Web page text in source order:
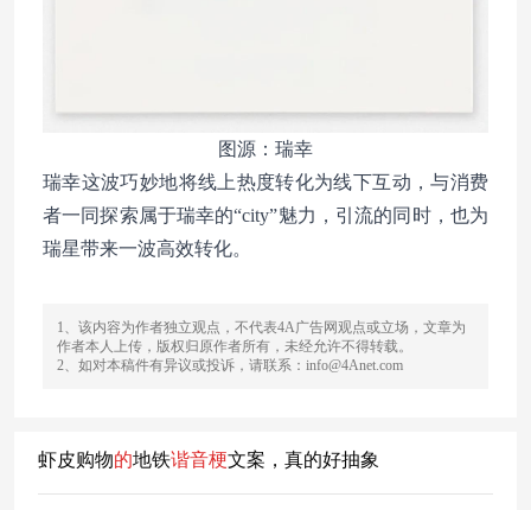
图源：瑞幸
瑞幸这波巧妙地将线上热度转化为线下互动，与消费
者一同探索属于瑞幸的“city”魅力，引流的同时，也为
瑞星带来一波高效转化。
1、该内容为作者独立观点，不代表4A广告网观点或立场，文章为
作者本人上传，版权归原作者所有，未经允许不得转载。
2、如对本稿件有异议或投诉，请联系：info@4Anet.com
虾皮购物的地铁谐音梗文案，真的好抽象